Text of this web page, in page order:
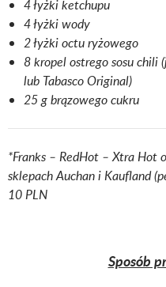
4 łyżki ketchupu
4 łyżki wody
2 łyżki octu ryżowego
8 kropel ostrego sosu chili
lub Tabasco Original)
25 g brązowego cukru
*Franks – RedHot – Xtra Hot
sklepach Auchan i Kaufland
10 PLN
Sposób